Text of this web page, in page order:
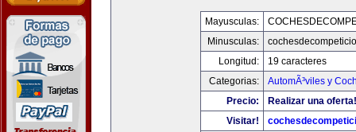
Mayusculas:
Minusculas:
Longitud:
19 caracteres
Categorias:
AutomÃ³viles y
Precio:
Realizar una oferta!
Visitar!